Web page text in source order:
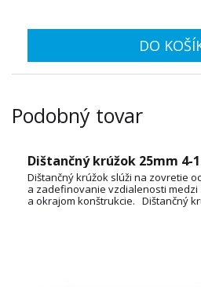
DO
Podobný tovar
Dištančný krúžok 25mm 4-
Dištančný krúžok slúži na zovretie
a zadefinovanie vzdialenosti medzi
a okrajom konštrukcie. Dištančný